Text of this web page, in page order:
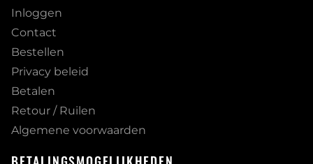
Inloggen
Contact
Bestellen
Privacy beleid
Betalen
Retour / Ruilen
Algemene voorwaarden